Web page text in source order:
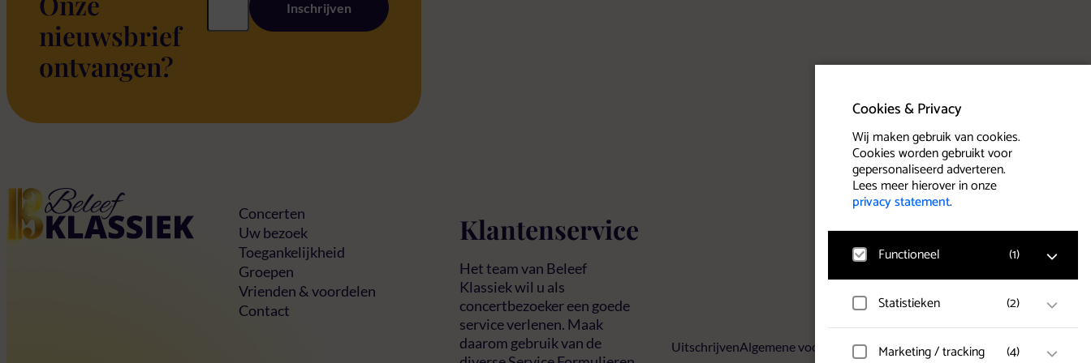
Cookies & Privacy
Wij maken gebruik van cookies.
Cookies worden gebruikt voor
gepersonaliseerd adverteren.
Lees meer hierover in onze
privacy statement.
Functioneel (1)
Google Analytics
websitebezoek en gebruik wordt
gemeten en gebruikersgegevens
Statistieken (2)
HotjarMarketing / tracking (4)
nieuwsbrief
ontvangen?
Inschrijven
Concerten
Uw bezoek
Toegankelijkheid
Groepen
Vrienden & voordelen
Contact
Klantenservice
Het team van Beleef
Klassiek wil u als
concertbezoeker een goede
service verlenen. Maak
daarom gebruik van de
UitschrijvenAlgemene voorwaarden Privacy statementCookies